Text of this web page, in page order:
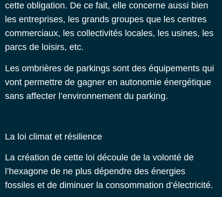
cette obligation. De ce fait, elle concerne aussi bien
les entreprises, les grands groupes que les centres
commerciaux, les collectivités locales, les usines, les
parcs de loisirs, etc.
Les ombrières de parkings sont des équipements qui
vont permettre de gagner en autonomie énergétique
sans affecter l’environnement du parking.
La loi climat et résilience
La création de cette loi découle de la volonté de
l’hexagone de ne plus dépendre des énergies
fossiles et de diminuer la consommation d’électricité.